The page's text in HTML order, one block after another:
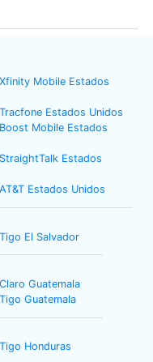
Mobile Estados
Estados Unidos
Mobile Estados
Estados
Estados Unidos
El Salvador
Guatemala
Guatemala
Honduras